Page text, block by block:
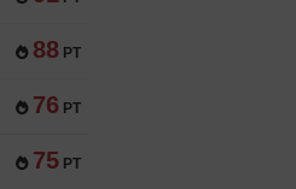
88 PT
76 PT
75 PT